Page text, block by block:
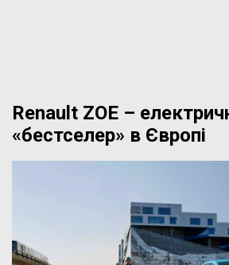
Renault ZOE –
«бестселер» в Європі